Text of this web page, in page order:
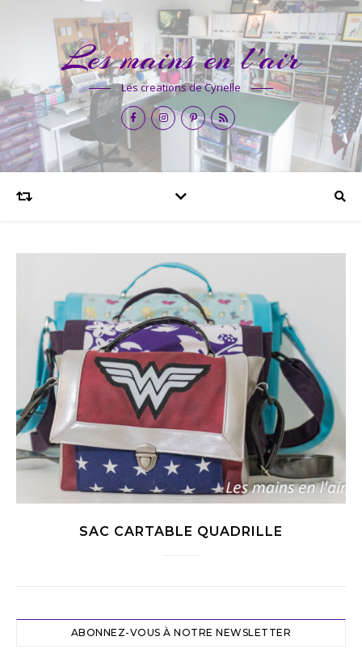
Les mains en l'air
Les creations de Cyrielle
SAC CARTABLE QUADRILLE
ABONNEZ-VOUS À NOTRE NEWSLETTER